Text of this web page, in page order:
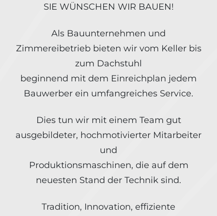
SIE WÜNSCHEN WIR BAUEN!
Als Bauunternehmen und
Zimmereibetrieb bieten wir vom Keller bis
zum Dachstuhl
beginnend mit dem Einreichplan jedem
Bauwerber ein umfangreiches Service.
Dies tun wir mit einem Team gut
ausgebildeter, hochmotivierter Mitarbeiter
und
Produktionsmaschinen, die auf dem
neuesten Stand der Technik sind.
Tradition, Innovation, effiziente